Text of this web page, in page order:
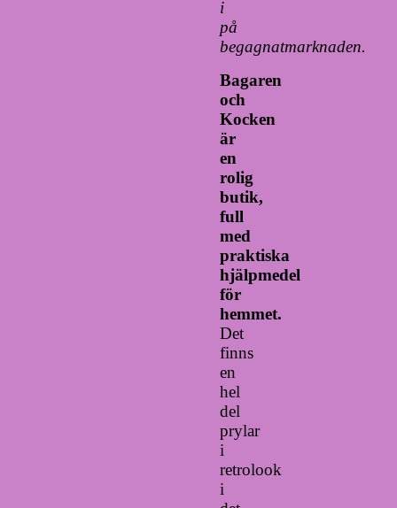
i
på
begagnatmarknaden.
Bagaren
och
Kocken
är
en
rolig
butik,
full
med
praktiska
hjälpmedel
för
hemmet.
Det
finns
en
hel
del
prylar
i
retrolook
i